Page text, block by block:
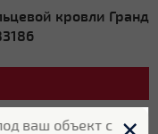
кровли Гранд
Lineваш объект с